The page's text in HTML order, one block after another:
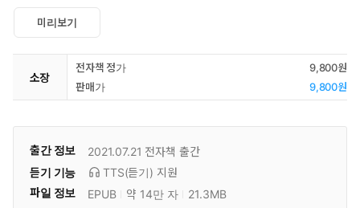
미리보기
소장
전자책 정가
9,800원
판매가
9,800원
출간 정보 2021.07.21 전자책 출간
듣기 기능
TTS(듣기) 지원
파일 정보
EPUB 약 14만 자
21.3MB